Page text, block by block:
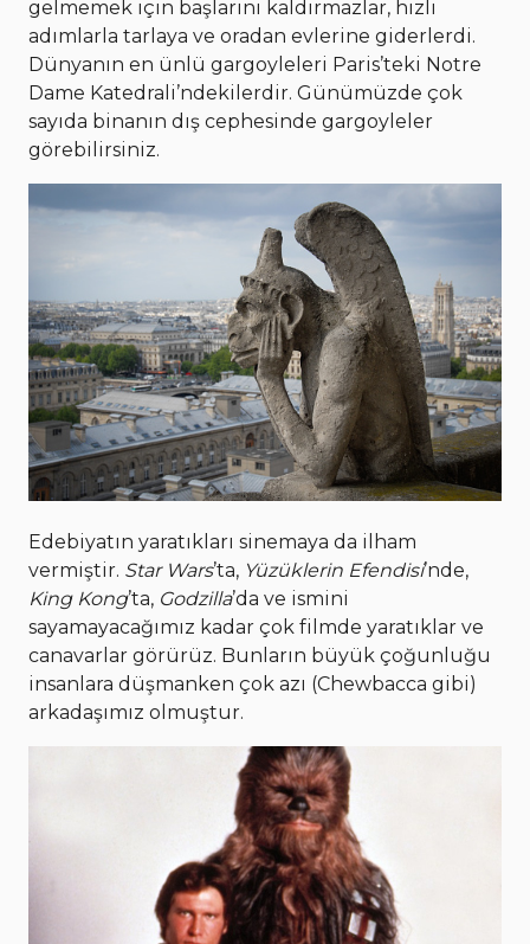
gelmemek için başlarını kaldırmazlar, hızlı
adımlarla tarlaya ve oradan evlerine giderlerdi.
Dünyanın en ünlü gargoyleleri Paris’teki Notre
Dame Katedrali’ndekilerdir. Günümüzde çok
sayıda binanın dış cephesinde gargoyleler
görebilirsiniz.
Edebiyatın yaratıkları sinemaya da ilham
vermiştir. Star Wars’ta, Yüzüklerin Efendisi’nde,
King Kong’ta, Godzilla’da ve ismini
sayamayacağımız kadar çok filmde yaratıklar ve
canavarlar görürüz. Bunların büyük çoğunluğu
insanlara düşmanken çok azı (Chewbacca gibi)
arkadaşımız olmuştur.